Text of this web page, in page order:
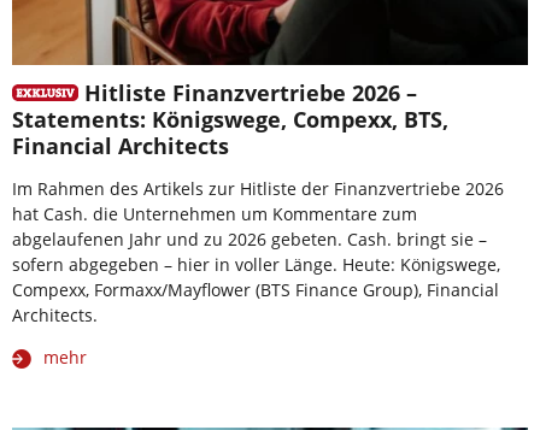
Hitliste Finanzvertriebe 2026 –
Statements: Königswege, Compexx, BTS,
Financial Architects
Im Rahmen des Artikels zur Hitliste der Finanzvertriebe 2026
hat Cash. die Unternehmen um Kommentare zum
abgelaufenen Jahr und zu 2026 gebeten. Cash. bringt sie –
sofern abgegeben – hier in voller Länge. Heute: Königswege,
Compexx, Formaxx/Mayflower (BTS Finance Group), Financial
Architects.
mehr